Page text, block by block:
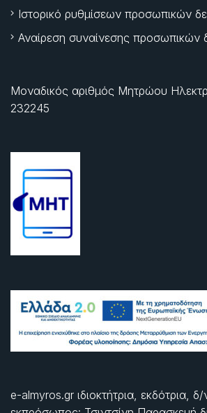
Ιστορικό ρυθμίσεων προσωπικών
Αναίρεση συναίνεσης προσωπικών
Μοναδικός αριθμός Μητρώου
232245
e-almyros.gr ιδιοκτήτρια, εκδότρια, δ/